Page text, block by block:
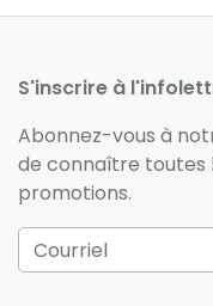
S'inscrire à
Abonnez-vous à
de connaître toutes
promotions.